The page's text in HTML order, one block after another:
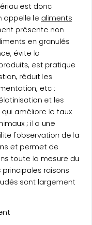
est donc
appelle le aliments
présente non
en granulés
évite la
est pratique
réduit les
etc :
et les
améliore le taux
; il a une
l'observation de la
et permet de
toute la mesure du
raisons
sont largement